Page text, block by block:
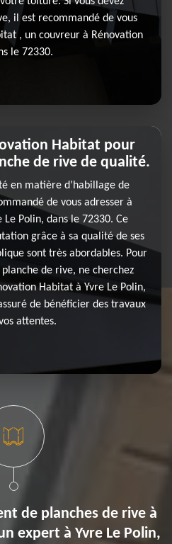
il est recommandé de vous
, un couvreur à Rénovation
le 72330.
Habitat pour
de rive de qualité.
en matière d’habillage de
de vous adresser à
Polin, dans le 72330. Ce
grâce à sa qualité de ses
sont très abordables. Pour
de rive, ne cherchez
Habitat à Yvre Le Polin,
de bénéficier des travaux
attentes.
de planches de rive à
expert à Yvre Le Polin,